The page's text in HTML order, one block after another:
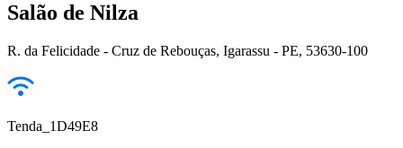
Salão de Nilza
R. da Felicidade - Cruz de Rebouças, Igarassu - PE, 53630-100
Tenda_1D49E8